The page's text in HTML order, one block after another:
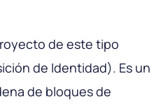
de este tipo
de Identidad). Es un
de bloques de